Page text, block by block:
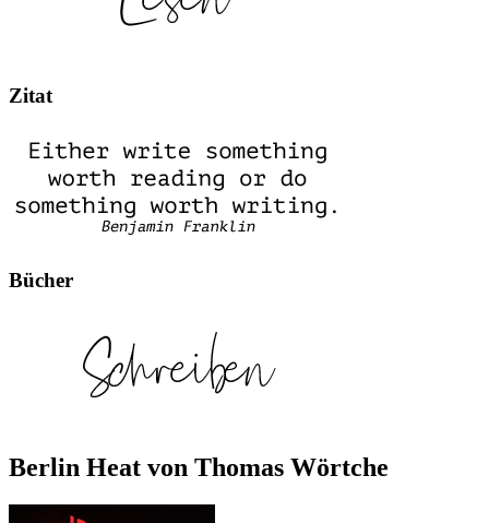
Zitat
Bücher
Berlin Heat von Thomas Wörtche